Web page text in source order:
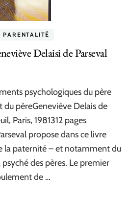
PARENTALITÉ
Delaisi de Parseval
psychologiques du père
du pèreGeneviève Delais de
Paris, 1981312 pages
propose dans ce livre
la paternité – et notamment du
des pères. Le premier
de …